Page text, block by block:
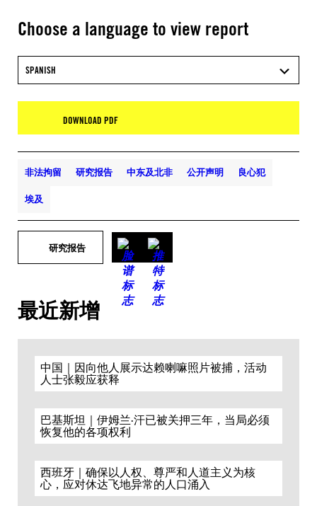
Choose a language to view report
SPANISH
DOWNLOAD PDF
非法拘留 研究报告 中东及北非 公开声明 良心犯
埃及
研究报告
最近新增
中国｜因向他人展示达赖喇嘛照片被捕，活动
人士张毅应获释
巴基斯坦｜伊姆兰·汗已被关押三年，当局必须
恢复他的各项权利
西班牙｜确保以人权、尊严和人道主义为核
心，应对休达飞地异常的人口涌入